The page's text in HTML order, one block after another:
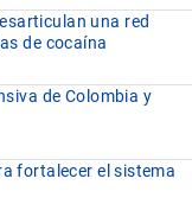
una red
de cocaína
de Colombia y
fortalecer el sistema